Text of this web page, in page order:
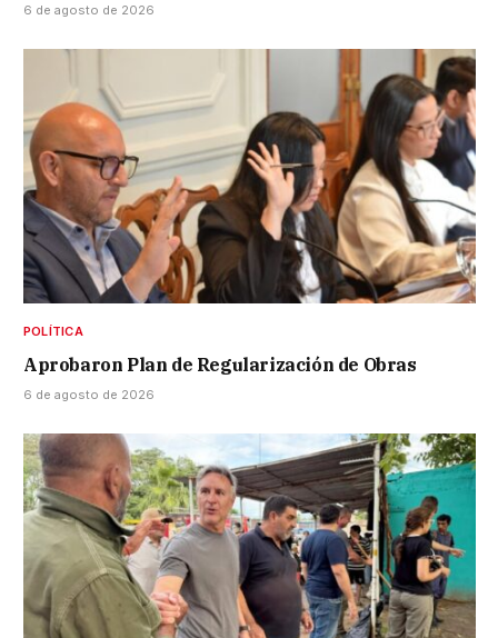
6 de agosto de 2026
POLÍTICA
Aprobaron Plan de Regularización de Obras
6 de agosto de 2026